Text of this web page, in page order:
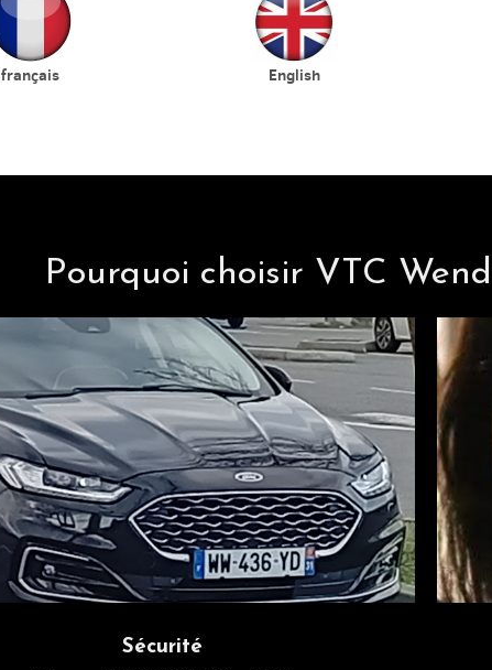
français English
Pourquoi choisir VTC
Sécurité